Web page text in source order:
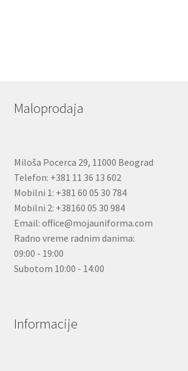
Maloprodaja
Miloša Pocerca 29, 11000 Beograd
Telefon: +381 11 36 13 602
Mobilni 1: +381 60 05 30 784
Mobilni 2: +38160 05 30 984
Email: office@mojauniforma.com
Radno vreme radnim danima:
09:00 - 19:00
Subotom 10:00 - 14:00
Informacije